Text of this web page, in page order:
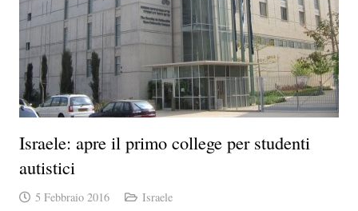
Israele: apre il primo college per studenti
autistici
5 Febbraio 2016 Israele